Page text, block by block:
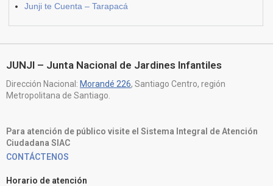
Junji te Cuenta – Tarapacá
JUNJI – Junta Nacional de Jardines Infantiles
Dirección Nacional: Morandé 226, Santiago Centro, región
Metropolitana de Santiago.
Para atención de público visite el Sistema Integral de Atención
Ciudadana SIAC
CONTÁCTENOS
Horario de atención